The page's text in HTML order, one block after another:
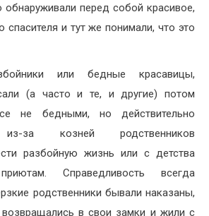
обнаруживали перед собой красивое,
спасителя и тут же понимали, что это
или бедные красавицы,
(а часто и те, и другие) потом
не бедными, но действительно
из-за козней родственников
разбойную жизнь или с детства
Справедливость всегда
родственники бывали наказаны,
возвращались в свои замки и жили с